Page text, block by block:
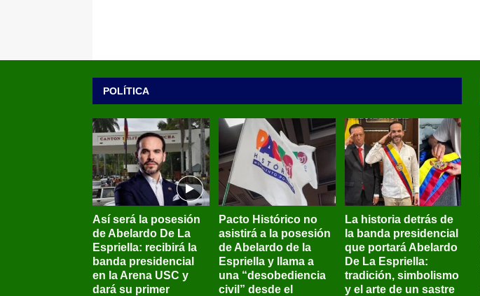
POLÍTICA
Así será la posesión
de Abelardo De La
Espriella: recibirá la
banda presidencial
en la Arena USC y
dará su primer
Pacto Histórico no
asistirá a la posesión
de Abelardo de la
Espriella y llama a
una “desobediencia
civil” desde el
La historia detrás de
la banda presidencial
que portará Abelardo
De La Espriella:
tradición, simbolismo
y el arte de un sastre